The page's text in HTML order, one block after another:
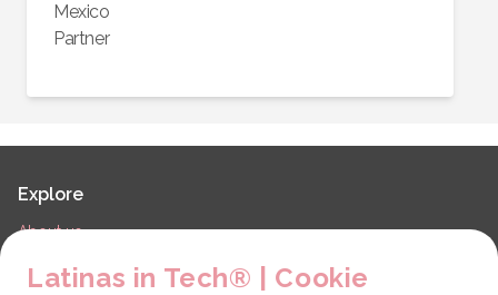
Mexico
Partner
Explore
About us
Latinas in Tech® | Cookie